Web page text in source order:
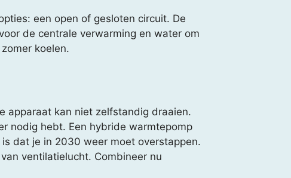
een open of gesloten circuit. De
de centrale verwarming en water om
koelen.
apparaat kan niet zelfstandig draaien.
nodig hebt. Een hybride warmtepomp
dat je in 2030 weer moet overstappen.
ventilatielucht. Combineer nu